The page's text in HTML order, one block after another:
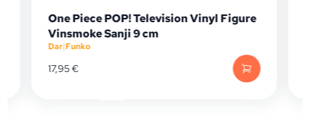
One Piece POP! Television Vinyl Figure
Vinsmoke Sanji 9 cm
|Funko
17,95€